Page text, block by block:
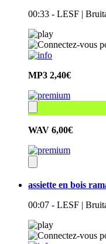
00:33 - LESF |
MP3 2,40€
WAV 6,00€
assiette en bois
00:07 - LESF |